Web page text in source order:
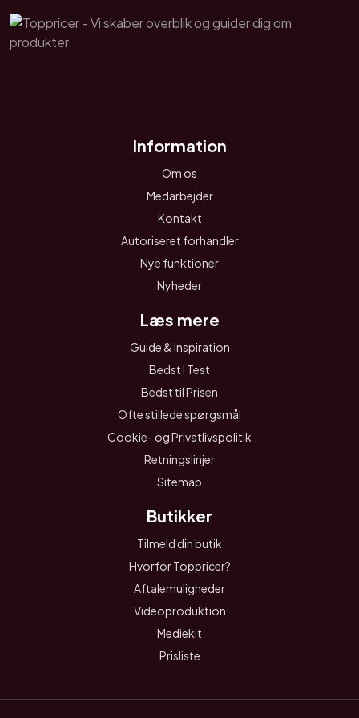
Information
Om os
Medarbejder
Kontakt
Autoriseret forhandler
Nye funktioner
Nyheder
Læs mere
Guide & Inspiration
Bedst I Test
Bedst til Prisen
Ofte stillede spørgsmål
Cookie- og Privatlivspolitik
Retningslinjer
Sitemap
Butikker
Tilmeld din butik
Hvorfor Toppricer?
Aftalemuligheder
Videoproduktion
Mediekit
Prisliste